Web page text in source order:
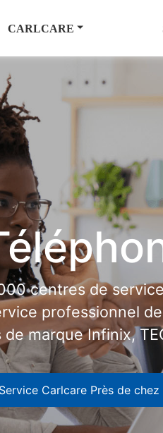
CARLCARE
centres de
professionnel
marque Infinix,
Carlcare Près de chez